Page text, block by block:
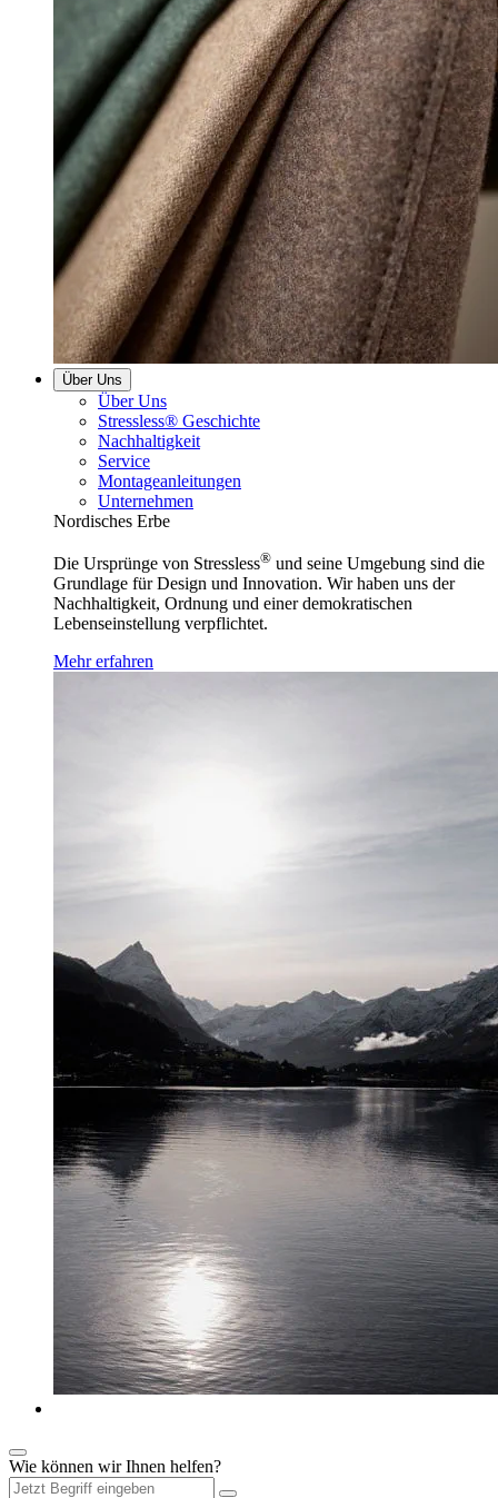
Über Uns
Über Uns
Stressless® Geschichte
Nachhaltigkeit
Service
Montageanleitungen
Unternehmen
Nordisches Erbe
Die Ursprünge von Stressless® und seine Umgebung sind die
Grundlage für Design und Innovation. Wir haben uns der
Nachhaltigkeit, Ordnung und einer demokratischen
Lebenseinstellung verpflichtet.
Mehr erfahren
Wie können wir Ihnen helfen?